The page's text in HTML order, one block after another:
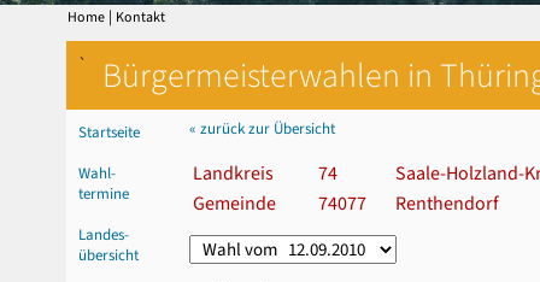
Home | Kontakt
` Bürgermeisterwahlen in
Startseite
Wahl-
termine
Landes-
übersicht
« zurück zur Übersicht
Landkreis 74
Saale-Holzland-
Gemeinde
74077 Renthendorf